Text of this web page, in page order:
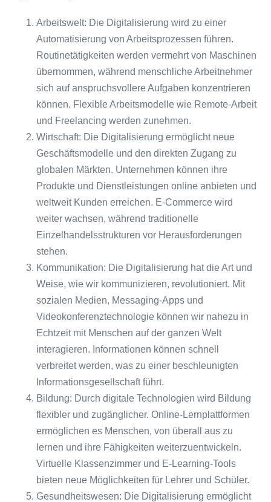
Arbeitswelt: Die Digitalisierung wird zu einer
Automatisierung von Arbeitsprozessen führen.
Routinetätigkeiten werden vermehrt von Maschinen
übernommen, während menschliche Arbeitnehmer
sich auf anspruchsvollere Aufgaben konzentrieren
können. Flexible Arbeitsmodelle wie Remote-Arbeit
und Freelancing werden zunehmen.
Wirtschaft: Die Digitalisierung ermöglicht neue
Geschäftsmodelle und den direkten Zugang zu
globalen Märkten. Unternehmen können ihre
Produkte und Dienstleistungen online anbieten und
weltweit Kunden erreichen. E-Commerce wird
weiter wachsen, während traditionelle
Einzelhandelsstrukturen vor Herausforderungen
stehen.
Kommunikation: Die Digitalisierung hat die Art und
Weise, wie wir kommunizieren, revolutioniert. Mit
sozialen Medien, Messaging-Apps und
Videokonferenztechnologie können wir nahezu in
Echtzeit mit Menschen auf der ganzen Welt
interagieren. Informationen können schnell
verbreitet werden, was zu einer beschleunigten
Informationsgesellschaft führt.
Bildung: Durch digitale Technologien wird Bildung
flexibler und zugänglicher. Online-Lernplattformen
ermöglichen es Menschen, von überall aus zu
lernen und ihre Fähigkeiten weiterzuentwickeln.
Virtuelle Klassenzimmer und E-Learning-Tools
bieten neue Möglichkeiten für Lehrer und Schüler.
Gesundheitswesen: Die Digitalisierung ermöglicht